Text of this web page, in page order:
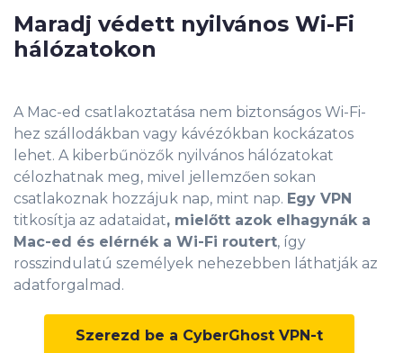
Maradj védett nyilvános Wi-Fi
hálózatokon
A Mac-ed csatlakoztatása nem biztonságos Wi-Fi-
hez szállodákban vagy kávézókban kockázatos
lehet. A kiberbűnözők nyilvános hálózatokat
célozhatnak meg, mivel jellemzően sokan
csatlakoznak hozzájuk nap, mint nap. Egy VPN
titkosítja az adataidat, mielőtt azok elhagynák a
Mac-ed és elérnék a Wi-Fi routert, így
rosszindulatú személyek nehezebben láthatják az
adatforgalmad.
Szerezd be a CyberGhost VPN-t